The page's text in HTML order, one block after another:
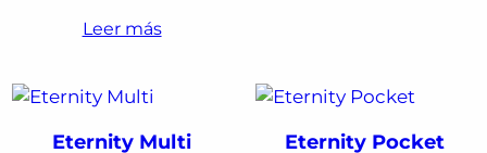
Leer más
Eternity Multi Eternity Pocket